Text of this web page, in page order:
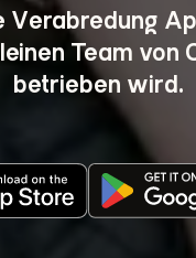
Verabredung
Team von
betrieben wird.